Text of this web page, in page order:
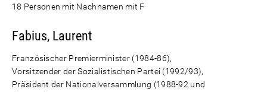
18 Personen mit Nachnamen mit F
Fabius, Laurent
Französischer Premierminister (1984-86),
Vorsitzender der Sozialistischen Partei (1992/93),
Präsident der Nationalversammlung (1988-92 und